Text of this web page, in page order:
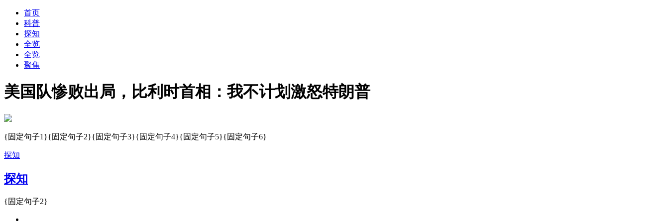
首页
科普
探知
全览
全览
聚焦
美国队惨败出局，比利时首相：我不计划激怒特朗普
{固定句子1}{固定句子2}{固定句子3}{固定句子4}{固定句子5}{固定句子6}
探知
探知
{固定句子2}